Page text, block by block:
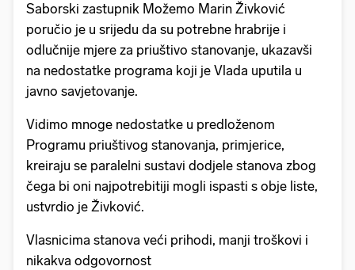
Saborski zastupnik Možemo Marin Živković
poručio je u srijedu da su potrebne hrabrije i
odlučnije mjere za priuštivo stanovanje, ukazavši
na nedostatke programa koji je Vlada uputila u
javno savjetovanje.
Vidimo mnoge nedostatke u predloženom
Programu priuštivog stanovanja, primjerice,
kreiraju se paralelni sustavi dodjele stanova zbog
čega bi oni najpotrebitiji mogli ispasti s obje liste,
ustvrdio je Živković.
Vlasnicima stanova veći prihodi, manji troškovi i
nikakva odgovornost